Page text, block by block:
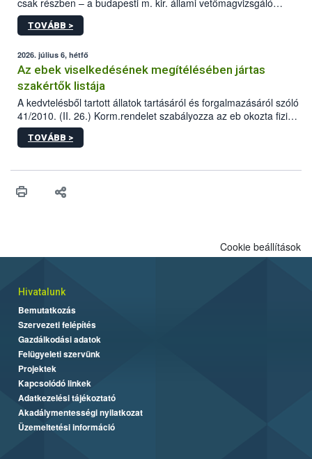
csak részben – a budapesti m. kir. állami vetőmagvizsgáló
állomás a Kis Rókus utca 15. szám alatti, Czigler Győző által
tervezett új épületébe.
TOVÁBB >
2026. július 6, hétfő
Az ebek viselkedésének megítélésében jártas
szakértők listája
A kedvtelésből tartott állatok tartásáról és forgalmazásáról szóló
41/2010. (II. 26.) Korm.rendelet szabályozza az eb okozta fizikai
sérülés, illetve ennek veszélye keletkezésekor felmerülő
hatósági feladatokat, valamint a veszélyes eb tartását és annak
vonni az ebek viselkedésének megítélésében jártas szakértőt.
TOVÁBB >
Cookie beállítások
Hivatalunk
Bemutatkozás
Szervezeti felépítés
Gazdálkodási adatok
Felügyeleti szervünk
Projektek
Kapcsolódó linkek
Adatkezelési tájékoztató
Akadálymentességi nyilatkozat
Üzemeltetési információ